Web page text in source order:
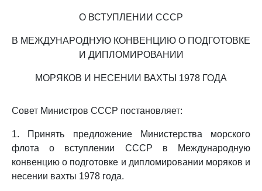
О ВСТУПЛЕНИИ СССР
В МЕЖДУНАРОДНУЮ КОНВЕНЦИЮ О ПОДГОТОВКЕ
И ДИПЛОМИРОВАНИИ
МОРЯКОВ И НЕСЕНИИ ВАХТЫ 1978 ГОДА
Совет Министров СССР постановляет:
1. Принять предложение Министерства морского
флота о вступлении СССР в Международную
конвенцию о подготовке и дипломировании моряков и
несении вахты 1978 года.